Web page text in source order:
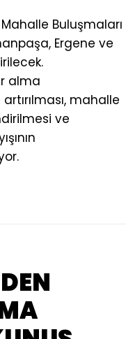
Buluşmaları
Ergene ve
alma
mahalle
ve